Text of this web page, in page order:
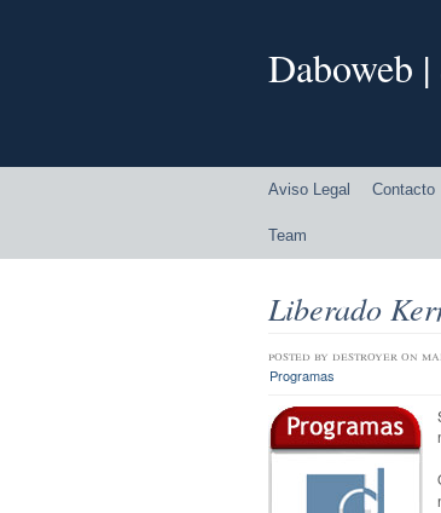
Daboweb
Aviso Legal Contacto
Team
Liberado
posted by destroyer on
Programas